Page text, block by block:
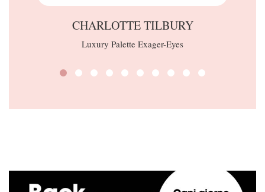
CHARLOTTE TILBURY
Luxury Palette Exager-Eyes